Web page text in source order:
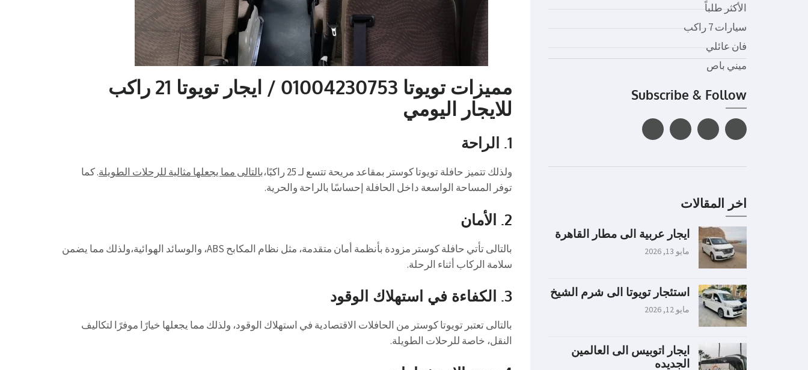
مميزات تويوتا 01004230753 / ايجار تويوتا 21 راكب
للايجار اليومي
1. الراحة
ولذلك تتميز حافلة تويوتا كوستر بمقاعد مريحة تتسع لـ 25 راكبًا، بالتالى مما يجعلها مثالية للرحلات الطويلة. كما
توفر المساحة الواسعة داخل الحافلة إحساسًا بالراحة والحرية.
2. الأمان
بالتالى تأتي حافلة كوستر مزودة بأنظمة أمان متقدمة، مثل نظام المكابح ABS، والوسائد الهوائية،ولذلك مما يضمن
سلامة الركاب أثناء الرحلة.
3. الكفاءة في استهلاك الوقود
بالتالى تعتبر تويوتا كوستر من الحافلات الاقتصادية في استهلاك الوقود، ولذلك مما يجعلها خيارًا موفرًا لتكاليف
النقل، خاصة للرحلات الطويلة.
الأكثر طلباً
سيارات 7 راكب
فان عائلي
ميني باص
Subscribe & Follow
اخر المقالات
ايجار عربية الى مطار القاهرة
مايو 13, 2026
استئجار تويوتا الى شرم الشيخ
مايو 12, 2026
ايجار اتوبيس الى العالمين
الجديده